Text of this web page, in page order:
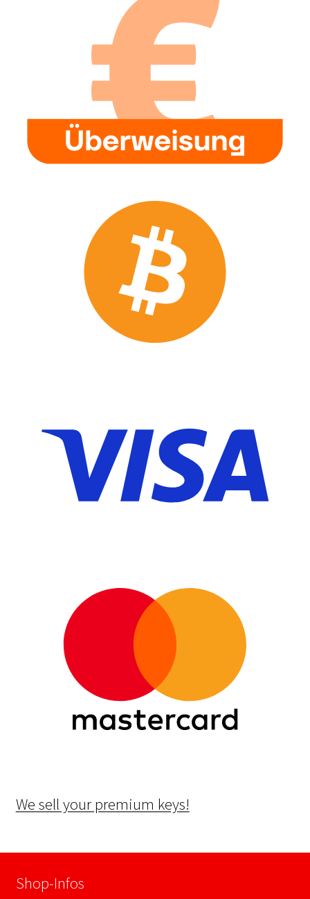
We sell your premium keys!
Shop-Infos